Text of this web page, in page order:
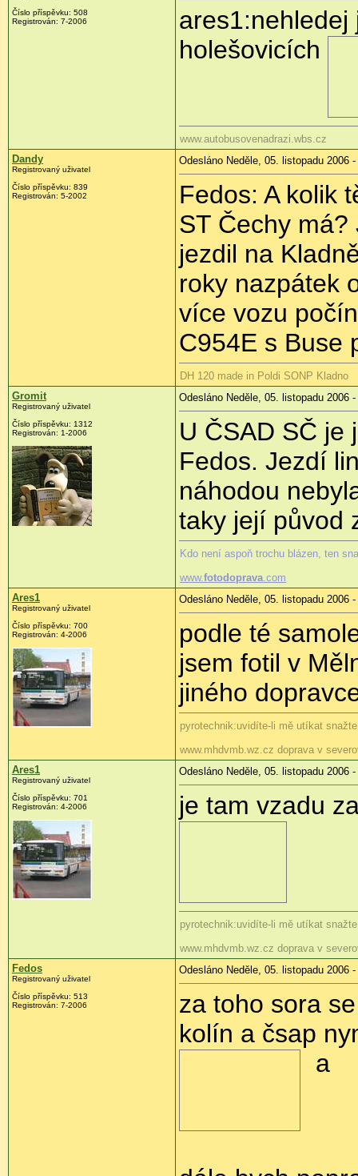
Číslo příspěvku: 508
Registrován: 7-2006
holešovicích
www.autobusovenadrazi.wbs.cz
Dandy
Registrovaný uživatel
Číslo příspěvku: 839
Registrován: 5-2002
Odesláno Neděle, 05. listopadu 2006 -
Fedos: A kolik
ST Čechy
jezdil na
roky nazpátek
více vozu
C954E s Buse
DH 120 made in Poldi SONP Kladno
Gromit
Registrovaný uživatel
Číslo příspěvku: 1312
Registrován: 1-2006
Odesláno Neděle, 05. listopadu 2006 -
U ČSAD SČ je
Fedos. Jezdí
náhodou
taky její původ
Kdo není aspoň trochu blázen, ten
www.fotodoprava .com
Ares1
Registrovaný uživatel
Číslo příspěvku: 700
Registrován: 4-2006
Odesláno Neděle, 05. listopadu 2006 -
podle té
jsem fotil v
jiného
pyrotechnik:uvidíte-li mě utíkat
www.mhdvmb.wz.cz doprava v
Ares1
Registrovaný uživatel
Číslo příspěvku: 701
Registrován: 4-2006
Odesláno Neděle, 05. listopadu 2006 -
je tam vzadu
pyrotechnik:uvidíte-li mě utíkat
www.mhdvmb.wz.cz doprava v
Fedos
Registrovaný uživatel
Číslo příspěvku: 513
Registrován: 7-2006
Odesláno Neděle, 05. listopadu 2006 -
za toho sora
kolín a čsap
a